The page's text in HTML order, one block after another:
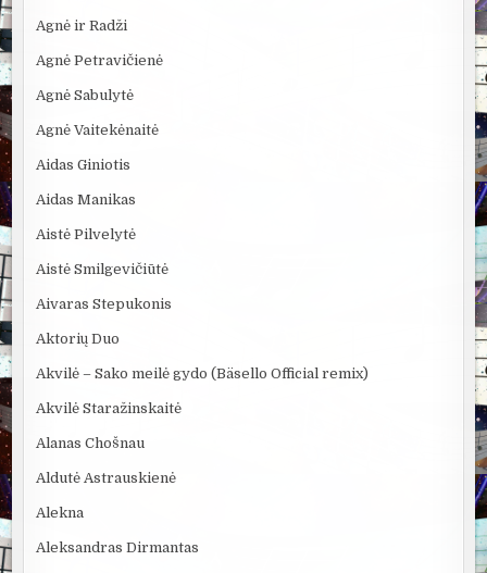
Agnė ir Radži
Agnė Petravičienė
Agnė Sabulytė
Agnė Vaitekėnaitė
Aidas Giniotis
Aidas Manikas
Aistė Pilvelytė
Aistė Smilgevičiūtė
Aivaras Stepukonis
Aktorių Duo
Akvilė – Sako meilė gydo (Bäsello Official remix)
Akvilė Staražinskaitė
Alanas Chošnau
Aldutė Astrauskienė
Alekna
Aleksandras Dirmantas